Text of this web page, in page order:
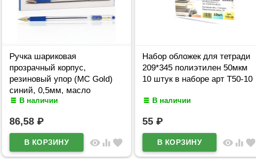
Ручка шариковая
прозрачный корпус,
резиновый упор (MC Gold)
синий, 0,5мм, масло
арт.BMC-02
В наличии
86,58 ₽
visibility equalizer favorite
Набор обложек для тетради
209*345 полиэтилен 50мкм
10 штук в наборе арт Т50-10
В наличии
55 ₽
visibility equalizer favorite